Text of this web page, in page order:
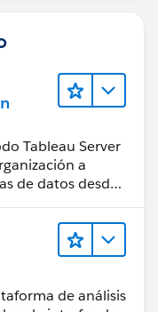
Tableau Server
a
de datos desde
de análisis